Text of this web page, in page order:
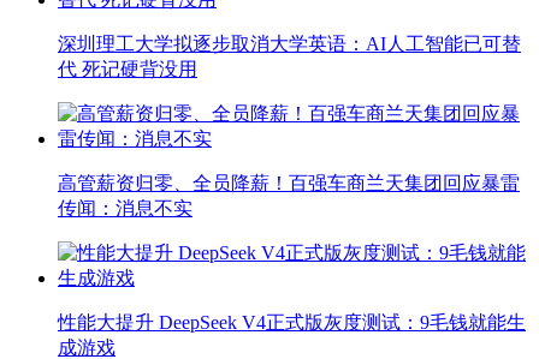
深圳理工大学拟逐步取消大学英语：AI人工智能已可替
代 死记硬背没用
高管薪资归零、全员降薪！百强车商兰天集团回应暴雷
传闻：消息不实
性能大提升 DeepSeek V4正式版灰度测试：9毛钱就能生
成游戏